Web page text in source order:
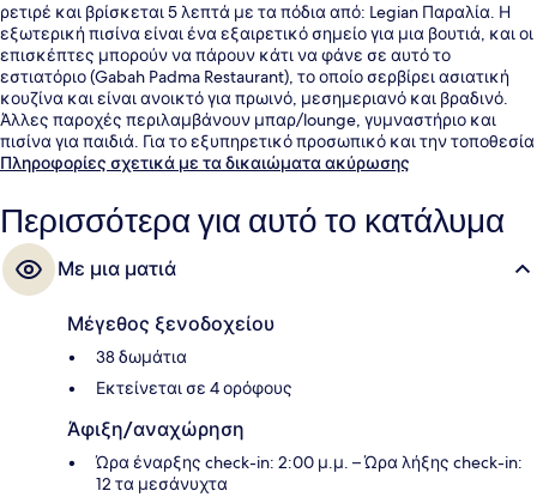
ρετιρέ και βρίσκεται 5 λεπτά με τα πόδια από: Legian Παραλία. Η
εξωτερική πισίνα είναι ένα εξαιρετικό σημείο για μια βουτιά, και οι
επισκέπτες μπορούν να πάρουν κάτι να φάνε σε αυτό το
εστιατόριο (Gabah Padma Restaurant), το οποίο σερβίρει ασιατική
κουζίνα και είναι ανοικτό για πρωινό, μεσημεριανό και βραδινό.
Άλλες παροχές περιλαμβάνουν μπαρ/lounge, γυμναστήριο και
πισίνα για παιδιά. Για το εξυπηρετικό προσωπικό και την τοποθεσία
του τα καταλύματα λαμβάνουν εξαιρετική βαθμολογία από τους
Πληροφορίες σχετικά με τα δικαιώματα ακύρωσης
Περισσότερα για αυτό το κατάλυμα
Με μια ματιά
Μέγεθος ξενοδοχείου
38 δωμάτια
Εκτείνεται σε 4 ορόφους
Άφιξη/αναχώρηση
Ώρα έναρξης check-in: 2:00 μ.μ. – Ώρα λήξης check-in:
12 τα μεσάνυχτα